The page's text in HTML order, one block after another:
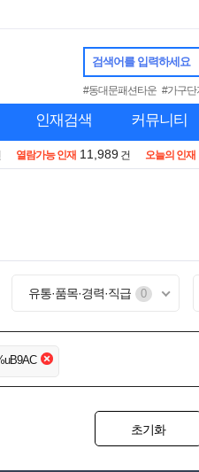
검색어를 입력하세요
#동대문패션타운 #가구단
인재검색 커뮤니티
열람가능 인재 11,989 건 오늘의 인재
유통·품목·경력·직급 0
초기화